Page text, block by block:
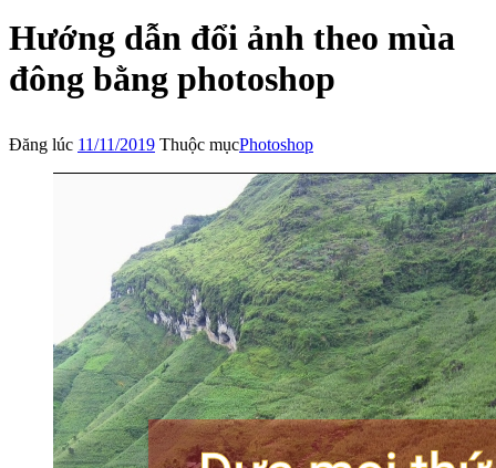
Hướng dẫn đổi ảnh theo mùa
đông bằng photoshop
Đăng lúc 11/11/2019 Thuộc mụcPhotoshop